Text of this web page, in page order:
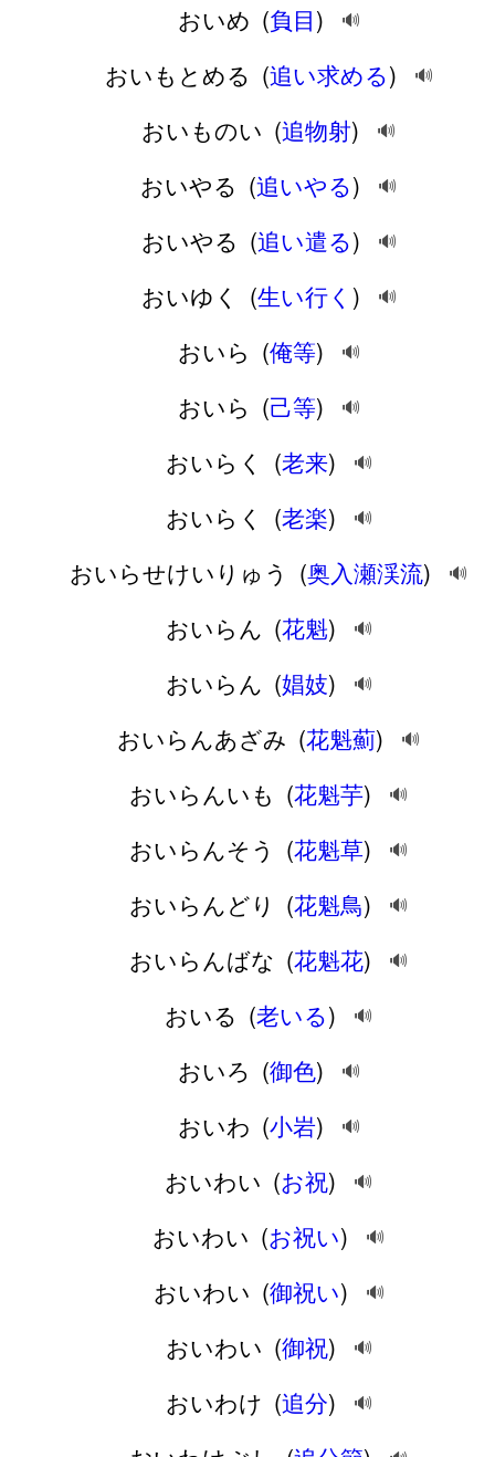
おいめ (負目) 🔊
おいもとめる (追い求める) 🔊
おいものい (追物射) 🔊
おいやる (追いやる) 🔊
おいやる (追い遣る) 🔊
おいゆく (生い行く ) 🔊
おいら (俺等) 🔊
おいら (己等) 🔊
おいらく (老来) 🔊
おいらく (老楽) 🔊
おいらせけいりゅう (奥入瀬渓流) 🔊
おいらん (花魁) 🔊
おいらん (娼妓) 🔊
おいらんあざみ (花魁薊) 🔊
おいらんいも (花魁芋) 🔊
おいらんそう (花魁草) 🔊
おいらんどり (花魁鳥) 🔊
おいらんばな (花魁花) 🔊
おいる (老いる) 🔊
おいろ (御色) 🔊
おいわ (小岩) 🔊
おいわい (お祝) 🔊
おいわい (お祝い) 🔊
おいわい (御祝い) 🔊
おいわい (御祝) 🔊
おいわけ (追分) 🔊